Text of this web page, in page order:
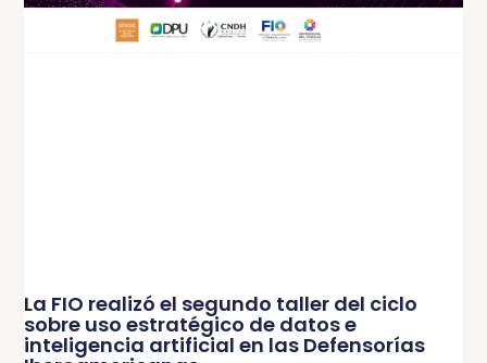
La FIO realizó el segundo taller del ciclo
sobre uso estratégico de datos e
inteligencia artificial en las Defensorías